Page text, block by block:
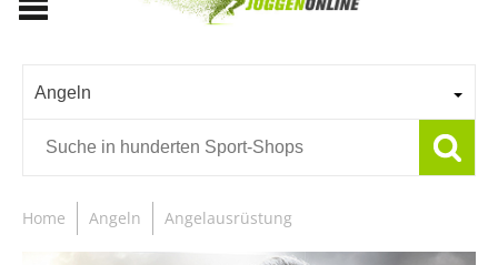
Angeln
Home Angeln Angelausrüstung